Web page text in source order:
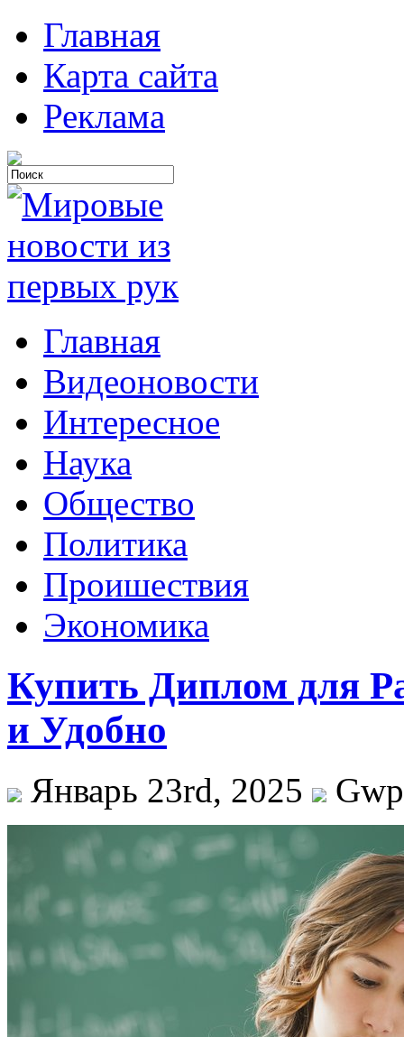
Главная
Карта сайта
Реклама
Главная
Видеоновости
Интересное
Наука
Общество
Политика
Проишествия
Экономика
Купить Диплом для
и Удобно
Январь 23rd, 2025 Gwp